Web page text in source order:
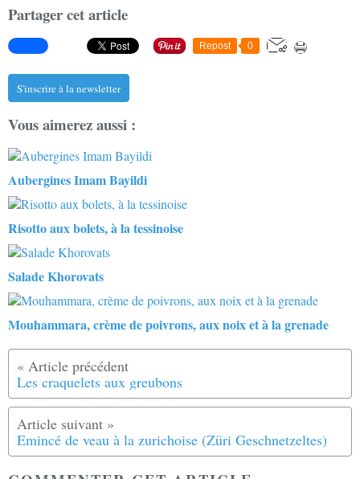
Partager cet article
Repost 0
S'inscrire à la newsletter
Vous aimerez aussi :
Aubergines Imam Bayildi
Risotto aux bolets, à la tessinoise
Salade Khorovats
Mouhammara, crème de poivrons, aux noix et à la grenade
Les craquelets aux greubons
Emincé de veau à la zurichoise (Züri Geschnetzeltes)